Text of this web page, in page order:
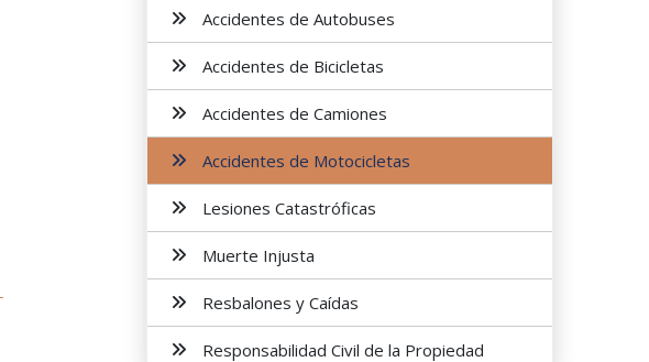
Accidentes de Autobuses
Accidentes de Bicicletas
Accidentes de Camiones
Accidentes de Motocicletas
Lesiones Catastróficas
Muerte Injusta
Resbalones y Caídas
Responsabilidad Civil de la Propiedad